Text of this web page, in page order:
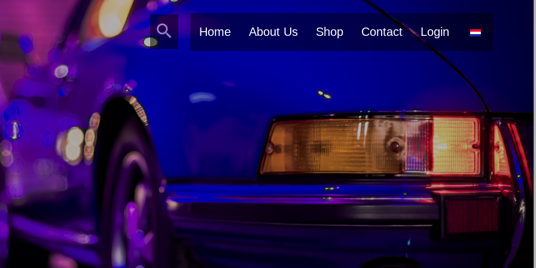
SearchHome About Us Shop Contact Login